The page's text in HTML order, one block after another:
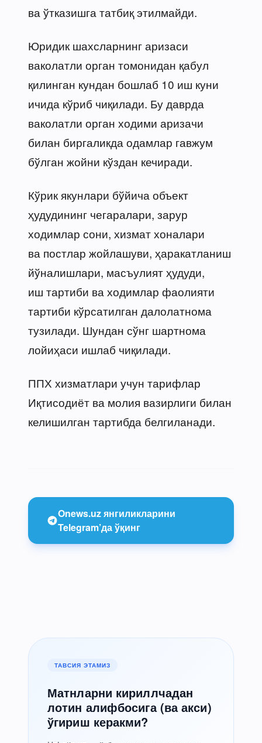
ва ўтказишга татбиқ этилмайди.
Юридик шахсларнинг аризаси
ваколатли орган томонидан қабул
қилинган кундан бошлаб 10 иш куни
ичида кўриб чиқилади. Бу даврда
ваколатли орган ходими аризачи
билан биргаликда одамлар гавжум
бўлган жойни кўздан кечиради.
Кўрик якунлари бўйича объект
ҳудудининг чегаралари, зарур
ходимлар сони, хизмат хоналари
ва постлар жойлашуви, ҳаракатланиш
йўналишлари, масъулият ҳудуди,
иш тартиби ва ходимлар фаолияти
тартиби кўрсатилган далолатнома
тузилади. Шундан сўнг шартнома
лойиҳаси ишлаб чиқилади.
ППХ хизматлари учун тарифлар
Иқтисодиёт ва молия вазирлиги билан
келишилган тартибда белгиланади.
Onews.uz янгиликларини
Telegram’да ўқинг
ТАВСИЯ ЭТАМИЗ
Матнларни кириллчадан
лотин алифбосига (ва акси)
ўгириш керакми?